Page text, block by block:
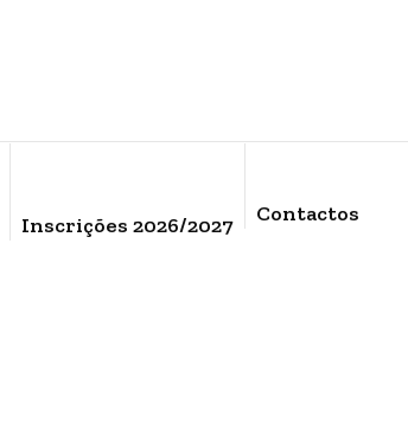
Inscrições 2026/2027 Contactos